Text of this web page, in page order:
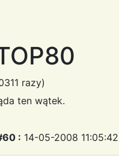
razy)
ten wątek.
: 14-05-2008